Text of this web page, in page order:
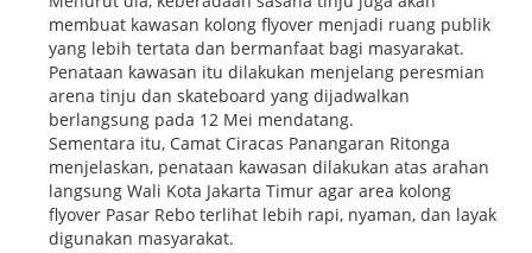
membuat kawasan kolong flyover menjadi ruang publik
yang lebih tertata dan bermanfaat bagi masyarakat.
Penataan kawasan itu dilakukan menjelang peresmian
arena tinju dan skateboard yang dijadwalkan
berlangsung pada 12 Mei mendatang.
Sementara itu, Camat Ciracas Panangaran Ritonga
menjelaskan, penataan kawasan dilakukan atas arahan
langsung Wali Kota Jakarta Timur agar area kolong
flyover Pasar Rebo terlihat lebih rapi, nyaman, dan layak
digunakan masyarakat.